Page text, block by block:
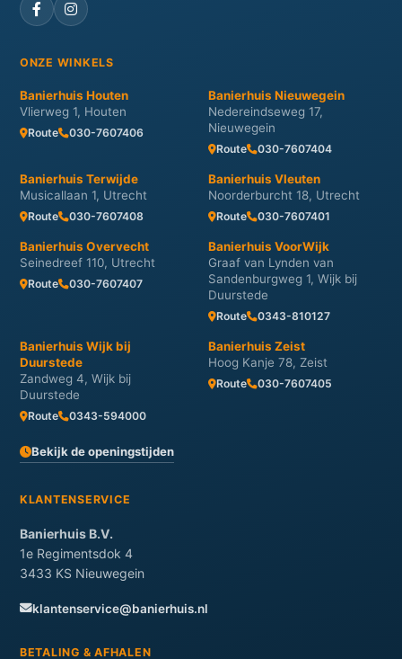
ONZE WINKELS
Banierhuis Houten
Vlierweg 1, Houten
Route 030-7607406
Banierhuis Nieuwegein
Nedereindseweg 17,
Nieuwegein
Route 030-7607404
Banierhuis Terwijde
Musicallaan 1, Utrecht
Route 030-7607408
Banierhuis Vleuten
Noorderburcht 18, Utrecht
Route 030-7607401
Banierhuis Overvecht
Seinedreef 110, Utrecht
Route 030-7607407
Banierhuis VoorWijk
Graaf van Lynden van
Sandenburgweg 1, Wijk bij
Duurstede
Route 0343-810127
Banierhuis Wijk bij
Duurstede
Zandweg 4, Wijk bij
Duurstede
Route 0343-594000
Banierhuis Zeist
Hoog Kanje 78, Zeist
Route 030-7607405
Bekijk de openingstijden
KLANTENSERVICE
Banierhuis B.V.
1e Regimentsdok 4
3433 KS Nieuwegein
klantenservice@banierhuis.nl
BETALING & AFHALEN